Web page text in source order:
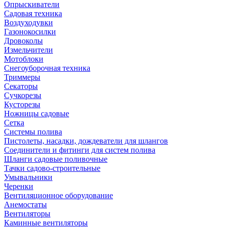
Опрыскиватели
Садовая техника
Воздуходувки
Газонокосилки
Дровоколы
Измельчители
Мотоблоки
Снегоуборочная техника
Триммеры
Секаторы
Сучкорезы
Кусторезы
Ножницы садовые
Сетка
Системы полива
Пистолеты, насадки, дождеватели для шлангов
Соединители и фитинги для систем полива
Шланги садовые поливочные
Тачки садово-строительные
Умывальники
Черенки
Вентиляционное оборудование
Анемостаты
Вентиляторы
Каминные вентиляторы